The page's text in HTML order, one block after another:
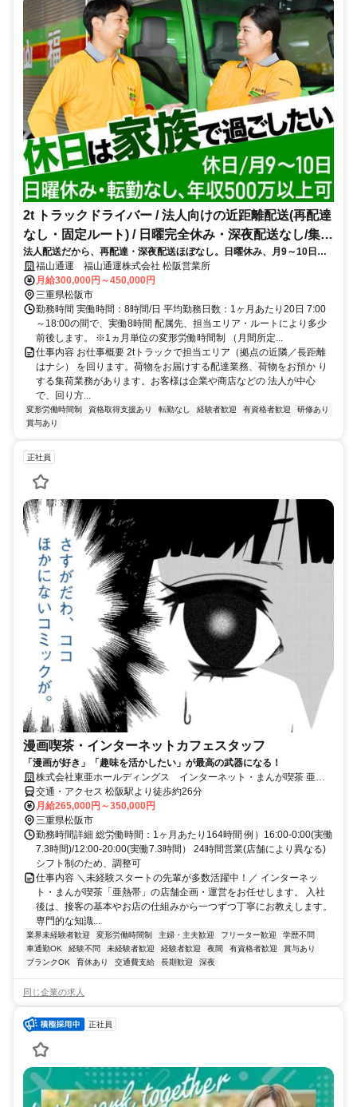
2t トラックドライバー / 法人向けの近距離配送(再配達
なし・固定ルート) / 日曜完全休み・深夜配送なし/集配
ﾄﾞﾗｲﾊﾞｰ2t(正社員)
法人配送だから、再配達・深夜配送ほぼなし。日曜休み、月9～10日休
み、転勤無と働きやすい環境
福山通運 福山通運株式会社 松阪営業所
月給300,000円～450,000円
三重県松阪市
勤務時間 実働時間：8時間/日 平均勤務日数：1ヶ月あたり20日 7:00
～18:00の間で、実働8時間 配属先、担当エリア・ルートにより多少
前後します。 ※1ヵ月単位の変形労働時間制 （月間所定...
仕事内容 お仕事概要 2tトラックで担当エリア（拠点の近隣／長距離
はナシ） を回ります。荷物をお届けする配達業務、荷物をお預か り
する集荷業務があります。お客様は企業や商店などの 法人が中心
で、回り方...
変形労働時間制 資格取得支援あり 転勤なし 経験者歓迎 有資格者歓迎
研修あり
賞与あり
正社員
漫画喫茶・インターネットカフェスタッフ
「漫画が好き」「趣味を活かしたい」が最高の武器になる！
株式会社東亜ホールディングス インターネット・まんが喫茶 亜熱
帯 松阪サンパーク店
交通・アクセス 松阪駅より徒歩約26分
月給265,000円～350,000円
三重県松阪市
勤務時間詳細 総労働時間：1ヶ月あたり164時間 例）16:00-0:00(実働
7.3時間)/12:00-20:00(実働7.3時間） 24時間営業(店舗により異なる)
シフト制のため、調整可
仕事内容 ＼未経験スタートの先輩が多数活躍中！／ インターネッ
ト・まんが喫茶「亜熱帯」の店舗企画・運営をお任せします。 入社
後は、接客の基本やお店の仕組みから一つずつ丁寧にお教えします。
専門的な知識...
業界未経験者歓迎 変形労働時間制 主婦・主夫歓迎 フリーター歓迎
学歴不問
車通勤OK
経験不問 未経験者歓迎 経験者歓迎 夜間 有資格者歓迎
賞与あり
ブランクOK
育休あり 交通費支給 長期歓迎 深夜
同じ企業の求人
正社員